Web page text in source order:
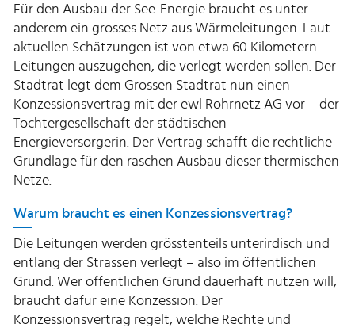
Für den Ausbau der See-Energie braucht es unter
anderem ein grosses Netz aus Wärmeleitungen. Laut
aktuellen Schätzungen ist von etwa 60 Kilometern
Leitungen auszugehen, die verlegt werden sollen. Der
Stadtrat legt dem Grossen Stadtrat nun einen
Konzessionsvertrag mit der ewl Rohrnetz AG vor – der
Tochtergesellschaft der städtischen
Energieversorgerin. Der Vertrag schafft die rechtliche
Grundlage für den raschen Ausbau dieser thermischen
Netze.
Warum braucht es einen Konzessionsvertrag?
Die Leitungen werden grösstenteils unterirdisch und
entlang der Strassen verlegt – also im öffentlichen
Grund. Wer öffentlichen Grund dauerhaft nutzen will,
braucht dafür eine Konzession. Der
Konzessionsvertrag regelt, welche Rechte und